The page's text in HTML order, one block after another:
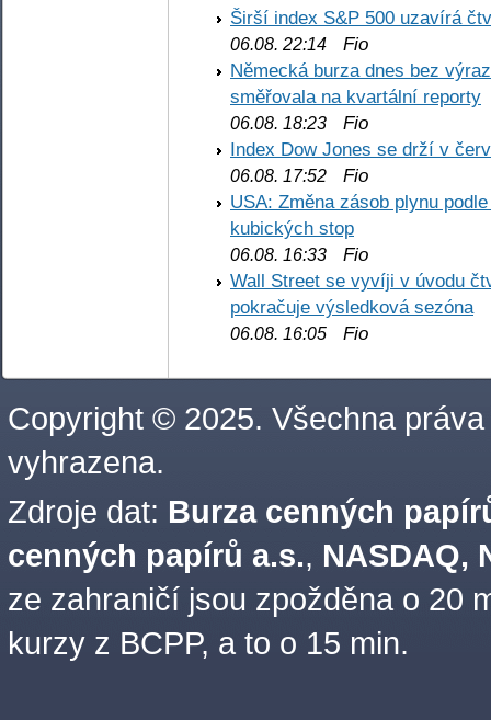
Širší index S&P 500 uzavírá
06.08. 22:14 Fio
Německá burza dnes bez
směřovala na kvartální reporty
06.08. 18:23 Fio
Index Dow Jones se drží v
06.08. 17:52 Fio
USA: Změna zásob plynu
kubických stop
06.08. 16:33 Fio
Wall Street se vyvíji v úvodu
pokračuje výsledková sezóna
06.08. 16:05 Fio
Copyright © 2025. Všechna práva
vyhrazena.
Zdroje dat: Burza cenných
cenných papírů a.s., NASDAQ,
ze zahraničí jsou zpožděna o 20
kurzy z BCPP, a to o 15 min.